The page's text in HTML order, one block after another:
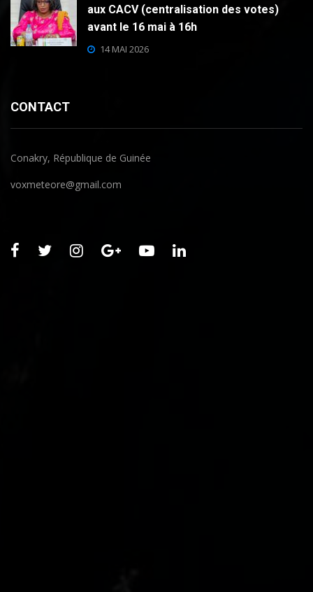
aux CACV (centralisation des votes)
avant le 16 mai à 16h
14 MAI 2026
CONTACT
Conakry, République de Guinée
voxmeteore@gmail.com